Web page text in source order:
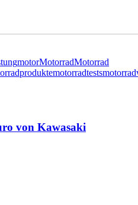
motorMotorradMotorrad
motorradtests
von Kawasaki